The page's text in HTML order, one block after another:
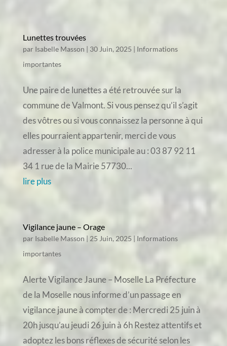
Lunettes trouvées
par Isabelle Masson | 30 Juin, 2025 | Informations
importantes
Une paire de lunettes a été retrouvée sur la
commune de Valmont. Si vous pensez qu’il s’agit
des vôtres ou si vous connaissez la personne à qui
elles pourraient appartenir, merci de vous
adresser à la police municipale au : 03 87 92 11
34 1 rue de la Mairie 57730...
lire plus
Vigilance jaune – Orage
par Isabelle Masson | 25 Juin, 2025 | Informations
importantes
Alerte Vigilance Jaune – Moselle La Préfecture
de la Moselle nous informe d’un passage en
vigilance jaune à compter de : Mercredi 25 juin à
20h jusqu’au jeudi 26 juin à 6h Restez attentifs et
adoptez les bons réflexes de sécurité selon les